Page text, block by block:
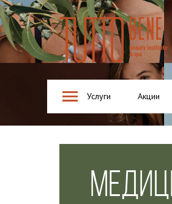
Услуги Акции